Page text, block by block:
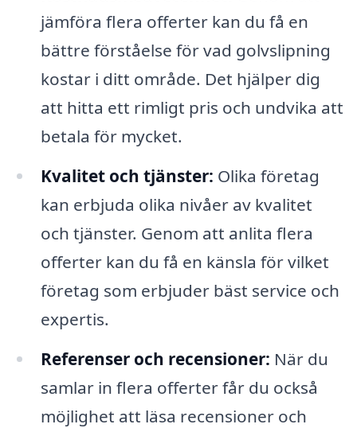
jämföra flera offerter kan du få en
bättre förståelse för vad golvslipning
kostar i ditt område. Det hjälper dig
att hitta ett rimligt pris och undvika att
betala för mycket.
Kvalitet och tjänster: Olika företag
kan erbjuda olika nivåer av kvalitet
och tjänster. Genom att anlita flera
offerter kan du få en känsla för vilket
företag som erbjuder bäst service och
expertis.
Referenser och recensioner: När du
samlar in flera offerter får du också
möjlighet att läsa recensioner och